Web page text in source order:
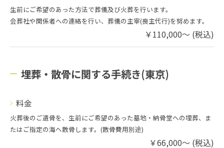
生前にご希望のあった方法で葬儀及び火葬を行います。
会葬社や関係者への連絡を行い、葬儀の主宰(喪主代行)を努めます。
￥110,000～ (税込)
埋葬・散骨に関する手続き(東京)
料金
火葬後のご遺骨を、生前にご希望のあった墓地・納骨堂への埋葬、ま
たはご指定の海へ散骨します。(散骨費用別途)
￥66,000～ (税込)